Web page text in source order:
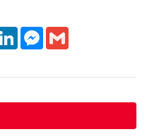
LinkedInMessenger